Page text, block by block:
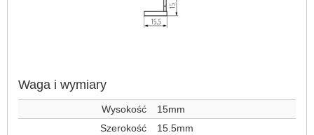
Waga i wymiary
Wysokość
15mm
Szerokość
15.5mm